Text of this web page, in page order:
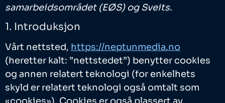
samarbeidsområdet (EØS) og Sveits.
1. Introduksjon
Vårt nettsted, https://neptunmedia.no
(heretter kalt: ”nettstedet”) benytter cookies
og annen relatert teknologi (for enkelhets
skyld er relatert teknologi også omtalt som